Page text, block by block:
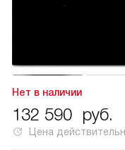
Нет в наличии
132 590 руб.
Цена